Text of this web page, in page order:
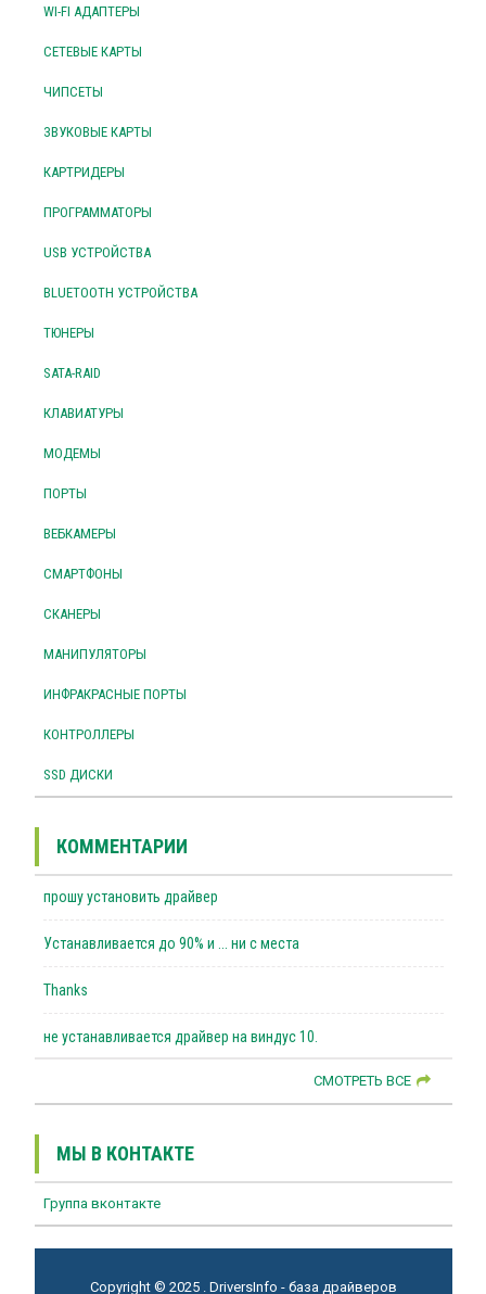
WI-FI АДАПТЕРЫ
СЕТЕВЫЕ КАРТЫ
ЧИПСЕТЫ
ЗВУКОВЫЕ КАРТЫ
КАРТРИДЕРЫ
ПРОГРАММАТОРЫ
USB УСТРОЙСТВА
BLUETOOTH УСТРОЙСТВА
ТЮНЕРЫ
SATA-RAID
КЛАВИАТУРЫ
МОДЕМЫ
ПОРТЫ
ВЕБКАМЕРЫ
СМАРТФОНЫ
СКАНЕРЫ
МАНИПУЛЯТОРЫ
ИНФРАКРАСНЫЕ ПОРТЫ
КОНТРОЛЛЕРЫ
SSD ДИСКИ
КОММЕНТАРИИ
прошу установить драйвер
Устанавливается до 90% и ... ни с места
Thanks
не устанавливается драйвер на виндус 10.
СМОТРЕТЬ ВСЕ
МЫ В КОНТАКТЕ
Группа вконтакте
Copyright © 2025 . DriversInfo - база драйверов